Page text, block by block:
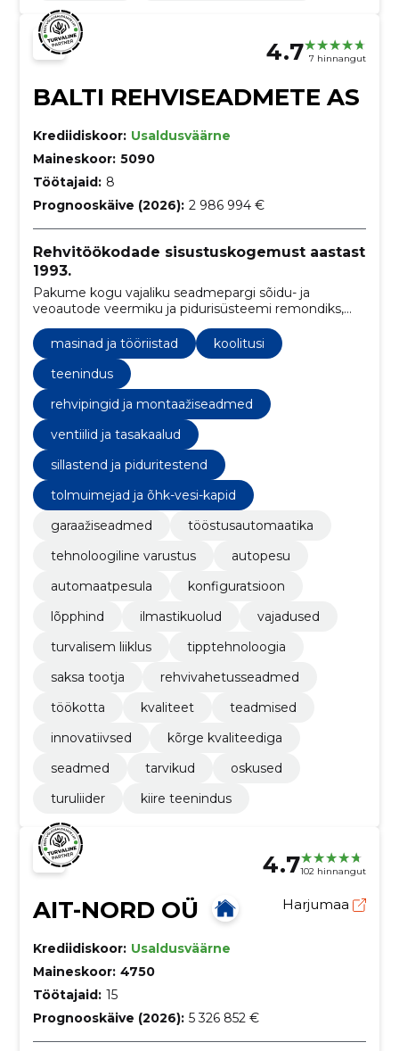
4.7 7 hinnangut
BALTI REHVISEADMETE AS
Krediidiskoor: Usaldusväärne
Maineskoor: 5090
Töötajaid: 8
Prognooskäive (2026): 2 986 994 €
Rehvitöökodade sisustuskogemust aastast
1993.
Pakume kogu vajaliku seadmepargi sõidu- ja
veoautode veermiku ja pidurisüsteemi remondiks,
rehvitöödeks ning kliimaseadmete ja tulede
hooldamiseks.
masinad ja tööriistad
koolitusi
teenindus
rehvipingid ja montaažiseadmed
ventiilid ja tasakaalud
sillastend ja piduritestend
tolmuimejad ja õhk-vesi-kapid
garaažiseadmed
tööstusautomaatika
tehnoloogiline varustus
autopesu
automaatpesula
konfiguratsioon
lõpphind
ilmastikuolud
vajadused
turvalisem liiklus
tipptehnoloogia
saksa tootja
rehvivahetusseadmed
töökotta
kvaliteet
teadmised
innovatiivsed
kõrge kvaliteediga
seadmed
tarvikud
oskused
turuliider
kiire teenindus
4.7102 hinnangut
AIT-NORD OÜ Harjumaa
Krediidiskoor: Usaldusväärne
Maineskoor: 4750
Töötajaid: 15
Prognooskäive (2026): 5 326 852 €